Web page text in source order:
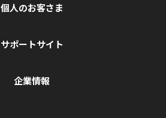
個人のお客さま
サポートサイト
企業情報